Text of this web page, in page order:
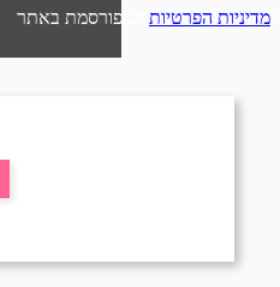
מדיניות הפרטיות המפורסמת באתר